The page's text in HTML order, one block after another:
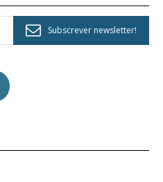
Subscrever newsletter!